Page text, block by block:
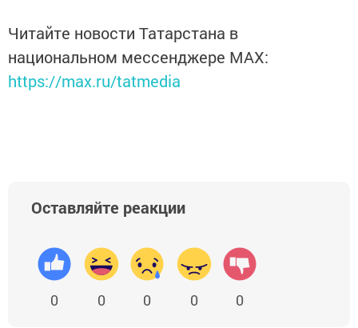
Читайте новости Татарстана в
национальном мессенджере MАХ:
https://max.ru/tatmedia
Оставляйте реакции
0 0 0 0 0